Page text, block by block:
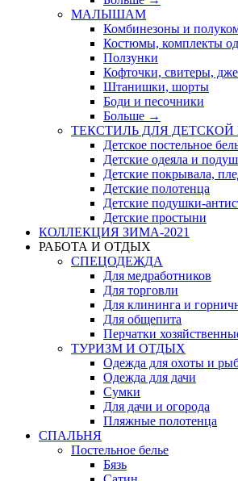
МАЛЫШАМ
Комбинезоны и
Костюмы, комплекты
Ползунки
Кофточки, свитеры,
Штанишки, шорты
Боди и песочники
Больше →
ТЕКСТИЛЬ ДЛЯ
Детское постельное
Детские одеяла и
Детские покрывала,
Детские полотенца
Детские подушки-
Детские простыни
КОЛЛЕКЦИЯ ЗИМА-2021
РАБОТА И ОТДЫХ
СПЕЦОДЕЖДА
Для медработников
Для торговли
Для клининга и
Для общепита
Перчатки
ТУРИЗМ И ОТДЫХ
Одежда для охоты и
Одежда для дачи
Сумки
Для дачи и огорода
Пляжные полотенца
СПАЛЬНЯ
Постельное белье
Бязь